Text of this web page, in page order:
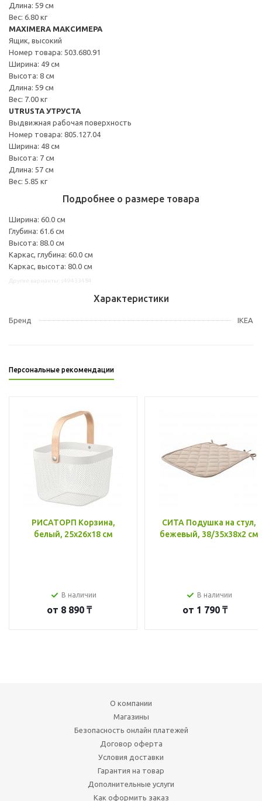
Длина: 59 см
Вес: 6.80 кг
MAXIMERA МАКСИМЕРА
Ящик, высокий
Номер товара: 503.680.91
Ширина: 49 см
Высота: 8 см
Длина: 59 см
Вес: 7.00 кг
UTRUSTA УТРУСТА
Выдвижная рабочая поверхность
Номер товара: 805.127.04
Ширина: 48 см
Высота: 7 см
Длина: 57 см
Вес: 5.85 кг
Подробнее о размере товара
Ширина: 60.0 см
Глубина: 61.6 см
Высота: 88.0 см
Каркас, глубина: 60.0 см
Каркас, высота: 80.0 см
Характеристики
Бренд IKEA
Персональные рекомендации
РИСАТОРП Корзина,
белый, 25x26x18 см
В наличии
от 8 890 ₸
СИТА Подушка на стул,
бежевый, 38/35x38x2 см
В наличии
от 1 790 ₸
О компании
Магазины
Безопасность онлайн платежей
Договор оферта
Условия доставки
Гарантия на товар
Дополнительные услуги
Как оформить заказ